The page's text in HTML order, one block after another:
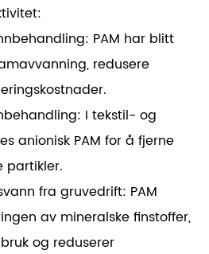
PAM har blitt
redusere
I tekstil- og
anionisk PAM for å fjerne
partikler.
fra gruvedrift: PAM
av mineralske finstoffer,
og reduserer